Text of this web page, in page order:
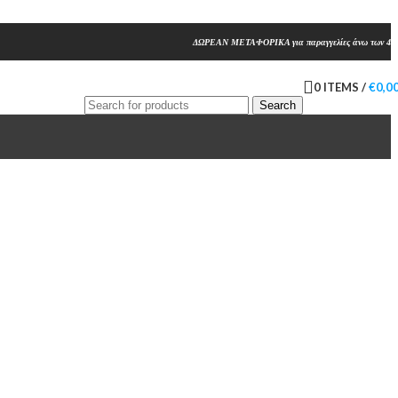
ΔΩΡΕΑΝ ΜΕΤΑΦΟΡΙΚΑ για παραγγελίες άνω των
Search
0 ITEMS /€